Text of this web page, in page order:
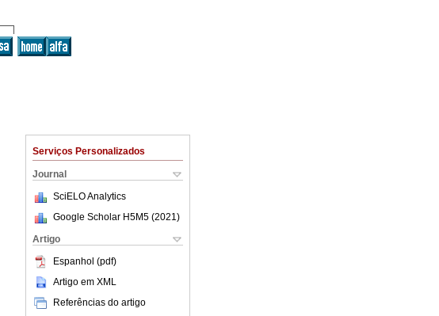
Serviços Personalizados
Journal
SciELO Analytics
Google Scholar H5M5 (2021 )
Artigo
Espanhol (pdf)
Artigo em XML
Referências do artigo